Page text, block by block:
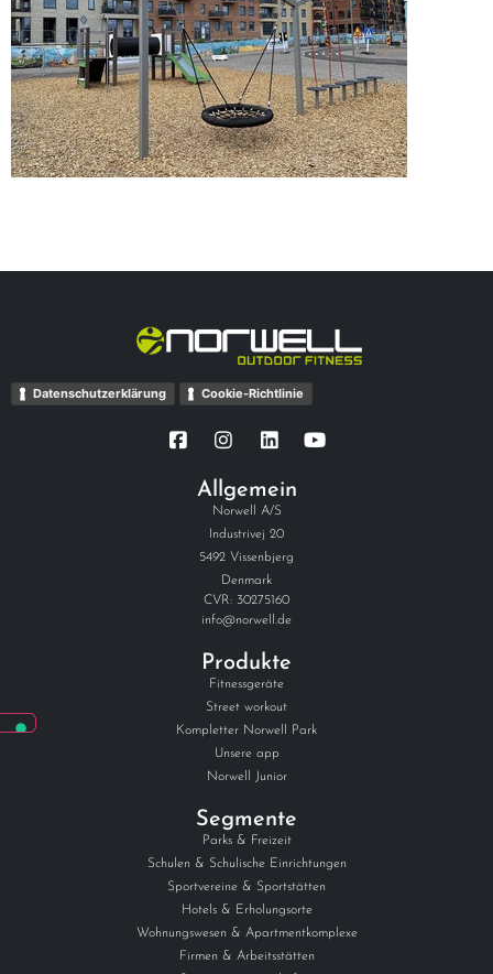
Datenschutzerklärung Cookie-Richtlinie
Allgemein
Norwell A/S
Industrivej 20
5492 Vissenbjerg
Denmark
CVR: 30275160
info@norwell.de
Produkte
Fitnessgeräte
Street workout
Kompletter Norwell Park
Unsere app
Norwell Junior
Segmente
Parks & Freizeit
Schulen & Schulische Einrichtungen
Sportvereine & Sportstätten
Hotels & Erholungsorte
Wohnungswesen & Apartmentkomplexe
Firmen & Arbeitsstätten